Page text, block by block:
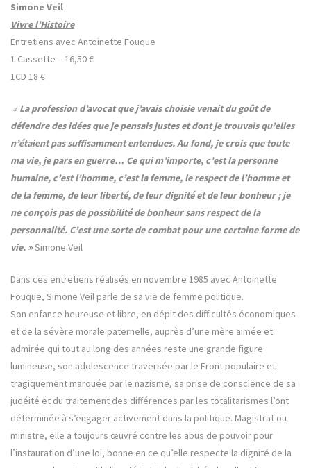
Simone Veil
Vivre l’Histoire
Entretiens avec Antoinette Fouque
1 Cassette – 16,50 €
1CD 18 €
» La profession d’avocat que j’avais choisie venait du goût de
défendre des idées que je pensais justes et dont je trouvais qu’elles
n’étaient pas suffisamment entendues. Au fond, je crois que toute
ma vie, je pars en guerre… Ce qui m’importe, c’est la personne
humaine, c’est l’homme, c’est la femme, le respect de l’homme et
de la femme, de leur liberté, de leur dignité et de leur bonheur ; je
ne conçois pas de possibilité de bonheur sans respect de la
personnalité. C’est une sorte de combat pour une certaine forme de
vie. »Simone Veil
Dans ces entretiens réalisés en novembre 1985 avec Antoinette
Fouque, Simone Veil parle de sa vie de femme politique.
Son enfance heureuse et libre, en dépit des difficultés économiques
et de la sévère morale paternelle, auprès d’une mère aimée et
admirée qui tout au long des années reste une grande figure
lumineuse, son adolescence traversée par le Front populaire et
tragiquement marquée par le nazisme, sa prise de conscience de sa
judéité et du traitement des différences par les totalitarismes l’ont
déterminée à s’engager activement dans la politique. Magistrat ou
ministre, elle a toujours œuvré contre les abus de pouvoir pour
l’instauration d’une loi, bonne en ce qu’elle respecte la dignité de la